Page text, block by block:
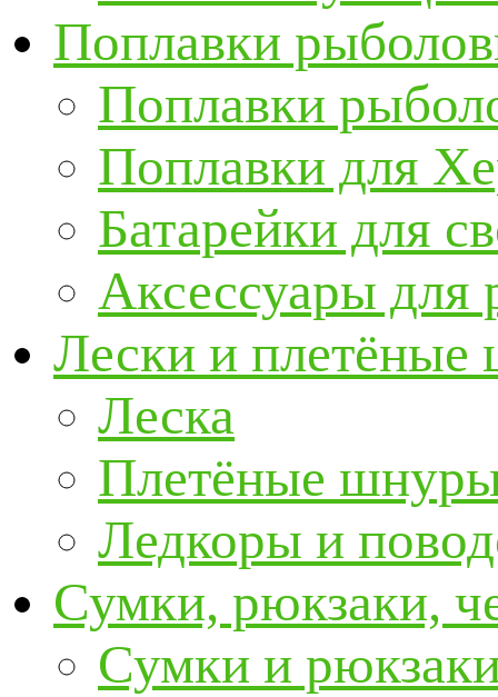
Поплавки
Поплавки
Поплавки для
Батарейки для
Аксессуары для
Лески и
Леска
Плетёные
Ледкоры и
Сумки, рюкзаки,
Сумки и